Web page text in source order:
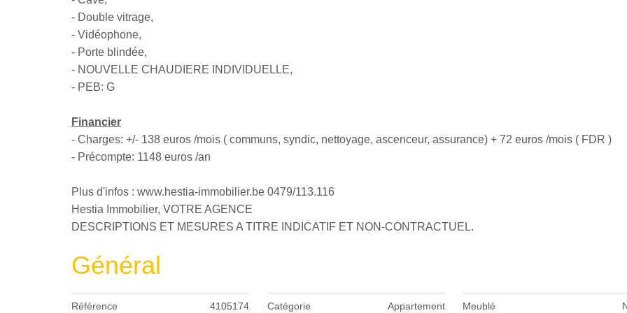
- Double vitrage,
- Vidéophone,
- Porte blindée,
- NOUVELLE CHAUDIERE INDIVIDUELLE,
- PEB: G
Financier
- Charges: +/- 138 euros /mois ( communs, syndic, nettoyage, ascenceur, assurance) + 72 euros /mois ( FDR )
- Précompte: 1148 euros /an
Plus d'infos : www.hestia-immobilier.be 0479/113.116
Hestia Immobilier, VOTRE AGENCE
DESCRIPTIONS ET MESURES A TITRE INDICATIF ET NON-CONTRACTUEL.
Général
Référence 4105174 Catégorie Appartement Meublé